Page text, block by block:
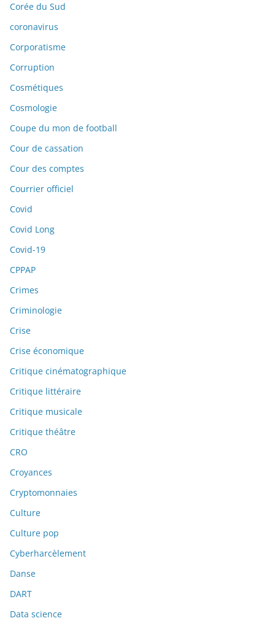
Corée du Sud
coronavirus
Corporatisme
Corruption
Cosmétiques
Cosmologie
Coupe du mon de football
Cour de cassation
Cour des comptes
Courrier officiel
Covid
Covid Long
Covid-19
CPPAP
Crimes
Criminologie
Crise
Crise économique
Critique cinématographique
Critique littéraire
Critique musicale
Critique théâtre
CRO
Croyances
Cryptomonnaies
Culture
Culture pop
Cyberharcèlement
Danse
DART
Data science